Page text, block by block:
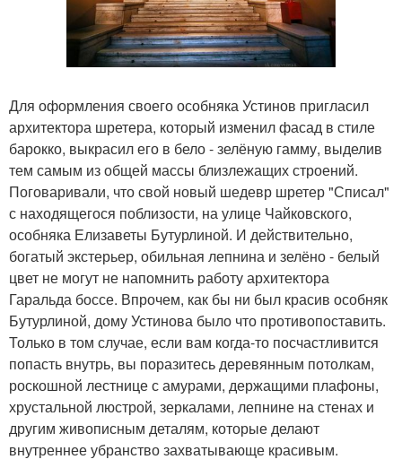
Для оформления своего особняка Устинов пригласил
архитектора шретера, который изменил фасад в стиле
барокко, выкрасил его в бело - зелёную гамму, выделив
тем самым из общей массы близлежащих строений.
Поговаривали, что свой новый шедевр шретер "Списал"
с находящегося поблизости, на улице Чайковского,
особняка Елизаветы Бутурлиной. И действительно,
богатый экстерьер, обильная лепнина и зелёно - белый
цвет не могут не напомнить работу архитектора
Гаральда боссе. Впрочем, как бы ни был красив особняк
Бутурлиной, дому Устинова было что противопоставить.
Только в том случае, если вам когда-то посчастливится
попасть внутрь, вы поразитесь деревянным потолкам,
роскошной лестнице с амурами, держащими плафоны,
хрустальной люстрой, зеркалами, лепнине на стенах и
другим живописным деталям, которые делают
внутреннее убранство захватывающе красивым.